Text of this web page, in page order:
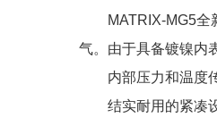
MATRIX-MG5全新
气。由于具备镀镍内
内部压力和温度传
结实耐用的紧凑设